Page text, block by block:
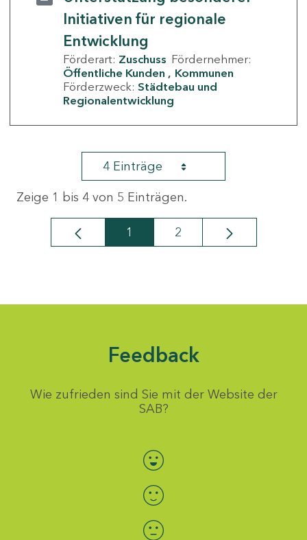
Initiativen für regionale
Entwicklung
Förderart: Zuschuss Fördernehmer:
Öffentliche Kunden
Kommunen
Förderzweck: Städtebau und
Regionalentwicklung
4 Einträge
Zeige 1 bis 4 von 5 Einträgen.
Seite
1 Seite
2
Feedback
Wie zufrieden sind Sie mit der Website der
SAB?
Bewertung auswählen